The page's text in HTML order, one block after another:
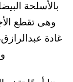
بالأسلحة
وهى تقطع
غادة